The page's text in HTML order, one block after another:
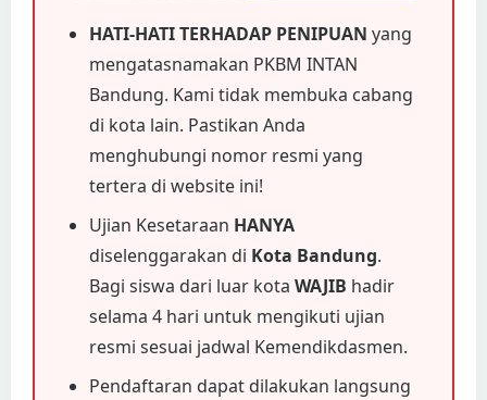
HATI-HATI TERHADAP PENIPUAN yang
mengatasnamakan PKBM INTAN
Bandung. Kami tidak membuka cabang
di kota lain. Pastikan Anda
menghubungi nomor resmi yang
tertera di website ini!
Ujian Kesetaraan HANYA
diselenggarakan di Kota Bandung.
Bagi siswa dari luar kota WAJIB hadir
selama 4 hari untuk mengikuti ujian
resmi sesuai jadwal Kemendikdasmen.
Pendaftaran dapat dilakukan langsung